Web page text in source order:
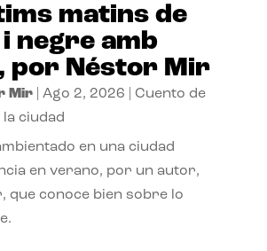
matins de
negre amb
por Néstor Mir
Mir| Ago 2, 2026
Cuento de
la ciudad
en una ciudad
en verano, por un autor,
que conoce bien sobre lo